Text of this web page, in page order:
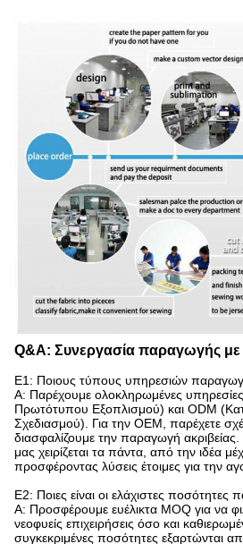
Q&A: Συνεργασία παραγωγής
Ε1: Ποιους τύπους υπηρεσιών
Α: Παρέχουμε ολοκληρωμένες
Πρωτότυπου Εξοπλισμού) και ODM
Σχεδιασμού). Για την OEM, παρέχετε
διασφαλίζουμε την παραγωγή
μας χειρίζεται τα πάντα, από την ιδέα
προσφέροντας λύσεις έτοιμες για την
Ε2: Ποιες είναι οι ελάχιστες ποσότητες
Α: Προσφέρουμε ευέλικτα MOQ για να
νεοφυείς επιχειρήσεις όσο και
συγκεκριμένες ποσότητες εξαρτώνται